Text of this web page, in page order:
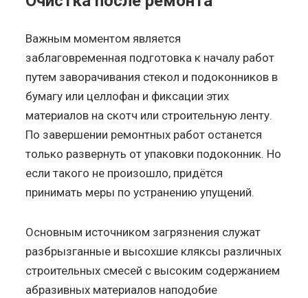
Важным моментом является
заблаговременная подготовка к началу работ
путем заворачивания стекол и подоконников в
бумагу или целлофан и фиксации этих
материалов на скотч или строительную ленту.
По завершении ремонтных работ останется
только развернуть от упаковки подоконник. Но
если такого не произошло, придётся
принимать меры по устранению упущений.
Основным источником загрязнения служат
разбрызганные и высохшие кляксы различных
строительных смесей с высоким содержанием
абразивных материалов наподобие